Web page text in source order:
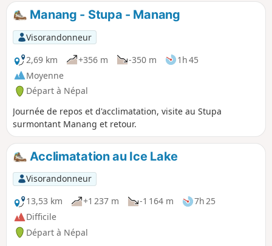
Manang - Stupa - Manang
Visorandonneur
2,69 km
+356 m -350 m
1h 45
Moyenne
Départ à Népal
Journée de repos et d'acclimatation, visite au Stupa
surmontant Manang et retour.
Acclimatation au Ice Lake
Visorandonneur
13,53 km
+1 237 m -1 164 m
7h 25
Difficile
Départ à Népal